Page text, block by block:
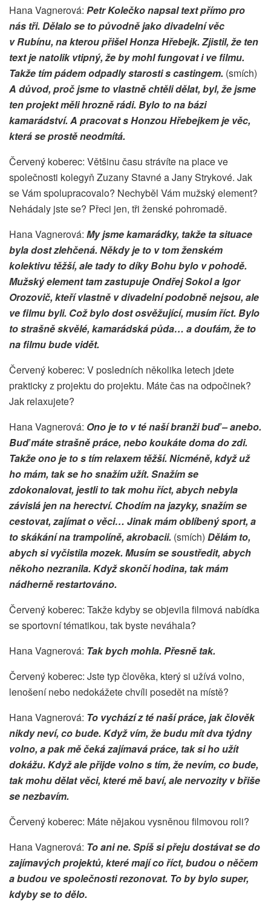
Hana Vagnerová: Petr Kolečko napsal text přímo pro
nás tři. Dělalo se to původně jako divadelní věc
v Rubínu, na kterou přišel Honza Hřebejk. Zjistil, že ten
text je natolik vtipný, že by mohl fungovat i ve filmu.
Takže tím pádem odpadly starosti s castingem. (smích)
A důvod, proč jsme to vlastně chtěli dělat, byl, že jsme
ten projekt měli hrozně rádi. Bylo to na bázi
kamarádství. A pracovat s Honzou Hřebejkem je věc,
která se prostě neodmítá.
Červený koberec: Většinu času strávíte na place ve
společnosti kolegyň Zuzany Stavné a Jany Strykové. Jak
se Vám spolupracovalo? Nechyběl Vám mužský element?
Nehádaly jste se? Přeci jen, tři ženské pohromadě.
Hana Vagnerová: My jsme kamarádky, takže ta situace
byla dost zlehčená. Někdy je to v tom ženském
kolektivu těžší, ale tady to díky Bohu bylo v pohodě.
Mužský element tam zastupuje Ondřej Sokol a Igor
Orozovič, kteří vlastně v divadelní podobně nejsou, ale
ve filmu byli. Což bylo dost osvěžující, musím říct. Bylo
to strašně skvělé, kamarádská půda… a doufám, že to
na filmu bude vidět.
Červený koberec: V posledních několika letech jdete
prakticky z projektu do projektu. Máte čas na odpočinek?
Jak relaxujete?
Hana Vagnerová: Ono je to v té naší branži buď – anebo.
Buď máte strašně práce, nebo koukáte doma do zdi.
Takže ono je to s tím relaxem těžší. Nicméně, když už
ho mám, tak se ho snažím užít. Snažím se
zdokonalovat, jestli to tak mohu říct, abych nebyla
závislá jen na herectví. Chodím na jazyky, snažím se
cestovat, zajímat o věci… Jinak mám oblíbený sport, a
to skákání na trampolíně, akrobacii. (smích) Dělám to,
abych si vyčistila mozek. Musím se soustředit, abych
někoho nezranila. Když skončí hodina, tak mám
nádherně restartováno.
Červený koberec: Takže kdyby se objevila filmová nabídka
se sportovní tématikou, tak byste neváhala?
Hana Vagnerová: Tak bych mohla. Přesně tak.
Červený koberec: Jste typ člověka, který si užívá volno,
lenošení nebo nedokážete chvíli posedět na místě?
Hana Vagnerová: To vychází z té naší práce, jak člověk
nikdy neví, co bude. Když vím, že budu mít dva týdny
volno, a pak mě čeká zajímavá práce, tak si ho užít
dokážu. Když ale přijde volno s tím, že nevím, co bude,
tak mohu dělat věci, které mě baví, ale nervozity v břiše
se nezbavím.
Červený koberec: Máte nějakou vysněnou filmovou roli?
Hana Vagnerová: To ani ne. Spíš si přeju dostávat se do
zajímavých projektů, které mají co říct, budou o něčem
a budou ve společnosti rezonovat. To by bylo super,
kdyby se to dělo.